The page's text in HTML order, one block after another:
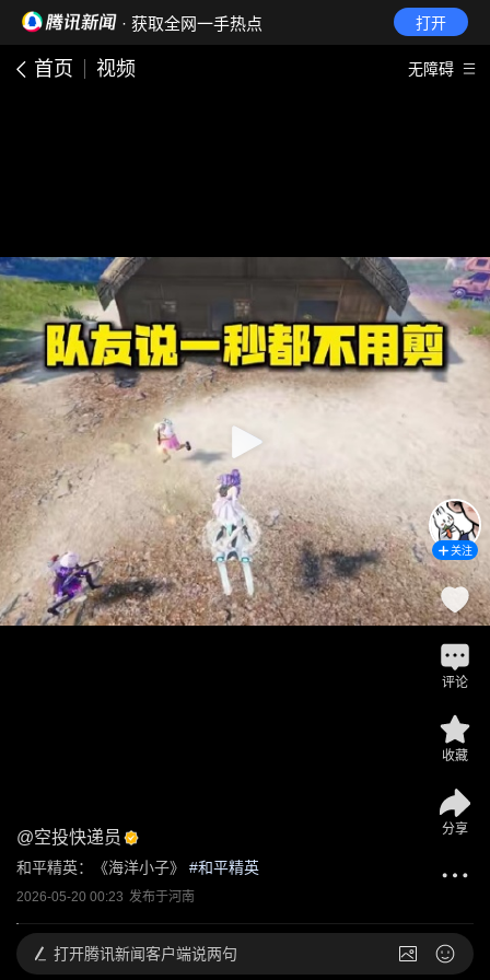
· 获取全网一手热点 打开
首页 视频 无障碍
@空投快递员
和平精英：《海洋小子》 #和平精英
2026-05-20 00:23 发布于河南
关注
评论
收藏
分享
打开腾讯新闻客户端说两句